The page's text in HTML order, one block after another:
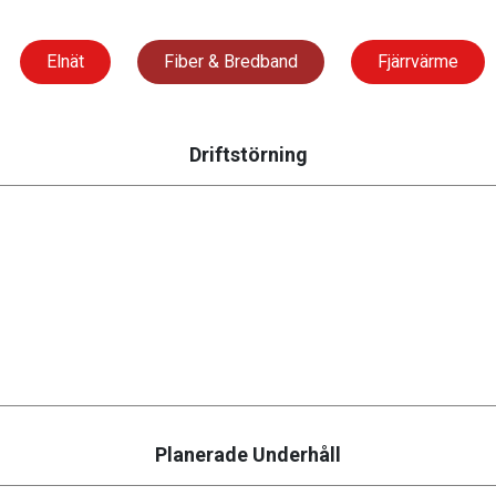
Elnät Fiber & Bredband Fjärrvärme
Driftstörning
Planerade Underhåll